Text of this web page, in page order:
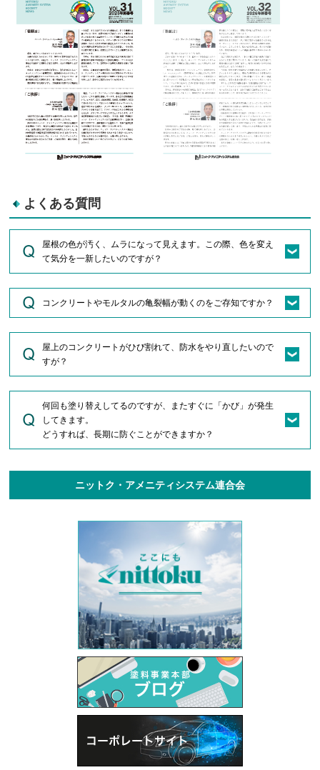
よくある質問
屋根の色が汚く、ムラになって見えます。この際、色を変え
て気分を一新したいのですが？
コンクリートやモルタルの亀裂幅が動くのをご存知ですか？
屋上のコンクリートがひび割れて、防水をやり直したいので
すが？
何回も塗り替えしてるのですが、またすぐに「かび」が発生
してきます。
どうすれば、長期に防ぐことができますか？
ニットク・アメニティシステム連合会